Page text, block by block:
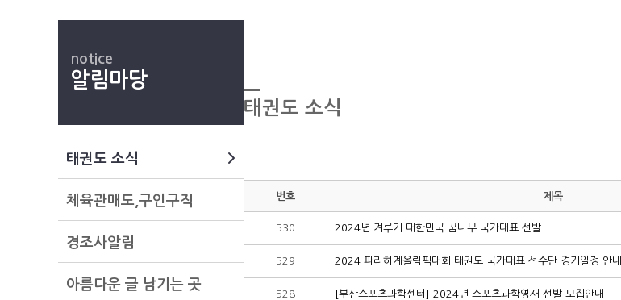
notice
알림마당
태권도 소식
체육관매도,구인구직
경조사알림
아름다운 글 남기는 곳
태권도 소식
번호 제목
530 2024년 겨루기 대한민국 꿈나무 국가대표 선발
529 2024 파리하계올림픽대회 태권도 국가대표 선수단 경기일정 안내
528 [부산스포츠과학센터] 2024년 스포츠과학영재 선발 모집안내